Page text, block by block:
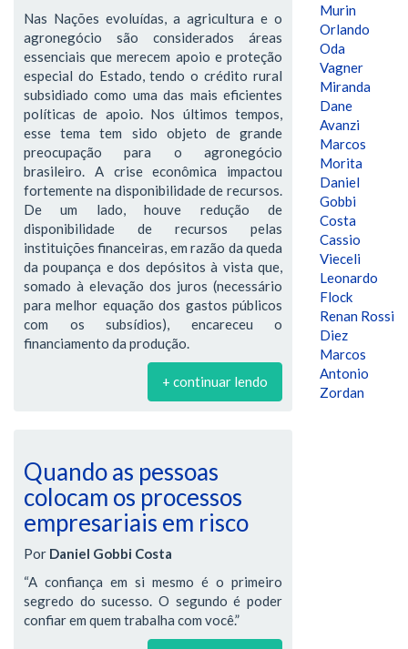
Nas Nações evoluídas, a agricultura e o
agronegócio são considerados áreas
essenciais que merecem apoio e proteção
especial do Estado, tendo o crédito rural
subsidiado como uma das mais eficientes
políticas de apoio. Nos últimos tempos,
esse tema tem sido objeto de grande
preocupação para o agronegócio
brasileiro. A crise econômica impactou
fortemente na disponibilidade de recursos.
De um lado, houve redução de
disponibilidade de recursos pelas
instituições financeiras, em razão da queda
da poupança e dos depósitos à vista que,
somado à elevação dos juros (necessário
para melhor equação dos gastos públicos
com os subsídios), encareceu o
financiamento da produção.
+ continuar lendo
Quando as pessoas
colocam os processos
empresariais em risco
Por Daniel Gobbi Costa
“A confiança em si mesmo é o primeiro
segredo do sucesso. O segundo é poder
confiar em quem trabalha com você.”
Murin
Orlando
Oda
Vagner
Miranda
Dane
Avanzi
Marcos
Morita
Daniel
Gobbi
Costa
Cassio
Vieceli
Leonardo
Flock
Renan Rossi
Diez
Marcos
Antonio
Zordan